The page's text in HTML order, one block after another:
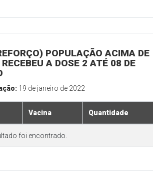
POPULAÇÃO ACIMA DE
A DOSE 2 ATÉ 08 DE
19 de janeiro de 2022
Vacina Quantidade
foi encontrado.